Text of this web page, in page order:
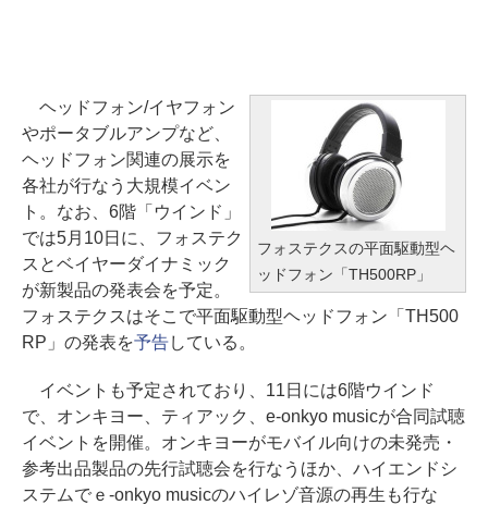
フォステクスの平面駆動型ヘ
ッドフォン「TH500RP」
ヘッドフォン/イヤフォン
やポータブルアンプなど、
ヘッドフォン関連の展示を
各社が行なう大規模イベン
ト。なお、6階「ウインド」
では5月10日に、フォステク
スとベイヤーダイナミック
が新製品の発表会を予定。
フォステクスはそこで平面駆動型ヘッドフォン「TH500
RP」の発表を予告している。
イベントも予定されており、11日には6階ウインド
で、オンキヨー、ティアック、e-onkyo musicが合同試聴
イベントを開催。オンキヨーがモバイル向けの未発売・
参考出品製品の先行試聴会を行なうほか、ハイエンドシ
ステムでｅ-onkyo musicのハイレゾ音源の再生も行な